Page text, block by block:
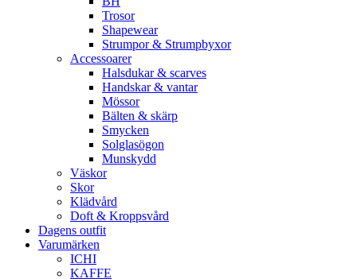
Trosor
Shapewear
Strumpor & Strumpbyxor
Accessoarer
Halsdukar & scarves
Handskar & vantar
Mössor
Bälten & skärp
Smycken
Solglasögon
Munskydd
Väskor
Skor
Klädvård
Doft & Kroppsvård
Dagens outfit
Varumärken
ICHI
KAFFE